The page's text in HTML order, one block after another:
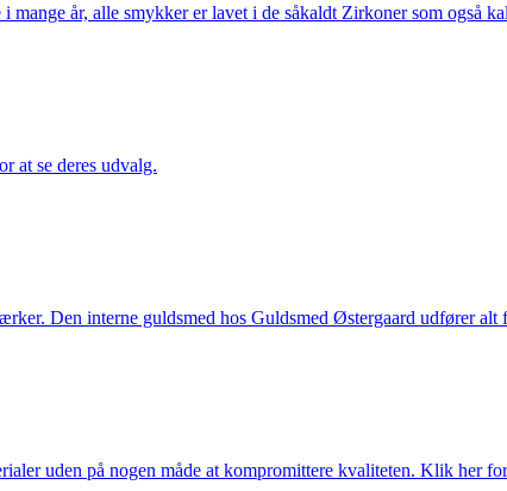
år, alle smykker er lavet i de såkaldt Zirkoner som også
at se deres udvalg.
Den interne guldsmed hos Guldsmed Østergaard udfører alt
uden på nogen måde at kompromittere kvaliteten. Klik her